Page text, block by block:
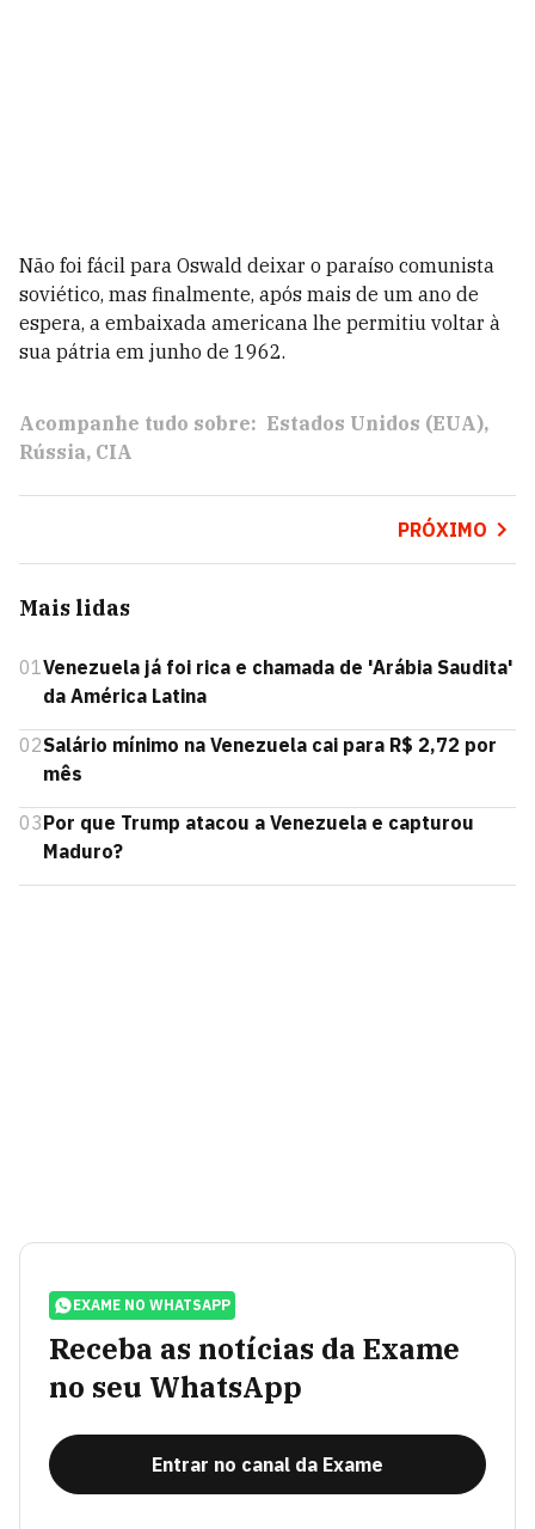
Não foi fácil para Oswald deixar o paraíso comunista
soviético, mas finalmente, após mais de um ano de
espera, a embaixada americana lhe permitiu voltar à
sua pátria em junho de 1962.
Acompanhe tudo sobre: Estados Unidos (EUA)
Rússia CIA
PRÓXIMO
Mais lidas
01Venezuela já foi rica e chamada de 'Arábia Saudita'
da América Latina
02Salário mínimo na Venezuela cai para R$ 2,72 por
mês
03Por que Trump atacou a Venezuela e capturou
Maduro?
EXAME NO WHATSAPP
Receba as notícias da Exame
no seu WhatsApp
Entrar no canal da Exame